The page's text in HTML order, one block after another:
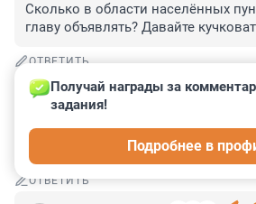
Сколько в области населённых
главу объявлять? Давайте
ОТВЕТИТЬ
Гость
4 апреля, 21:50
Если в Токсово размер взятки 40
каков размер на более высоком
ОТВЕТИТЬ
Получай награды за
задания!
Подробнее в